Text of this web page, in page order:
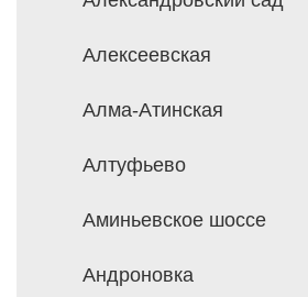
Алексеевская
Алма-Атинская
Алтуфьево
Аминьевское шоссе
Андроновка